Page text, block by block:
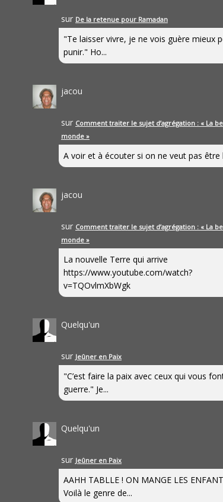
sur De la retenue pour Ramadan
"Te laisser vivre, je ne vois guère mieux
punir." Ho...
jacou
sur Comment traiter le sujet d’agrégation : « La
monde »
A voir et à écouter si on ne veut pas être
jacou
sur Comment traiter le sujet d’agrégation : « La
monde »
La nouvelle Terre qui arrive
https://www.youtube.com/watch?
v=TQOvlmXbWgk
Quelqu'un
sur Jeûner en Paix
"C’est faire la paix avec ceux qui vous
guerre." Je...
Quelqu'un
sur Jeûner en Paix
AAHH TABLLE ! ON MANGE LES
Voilà le genre de...